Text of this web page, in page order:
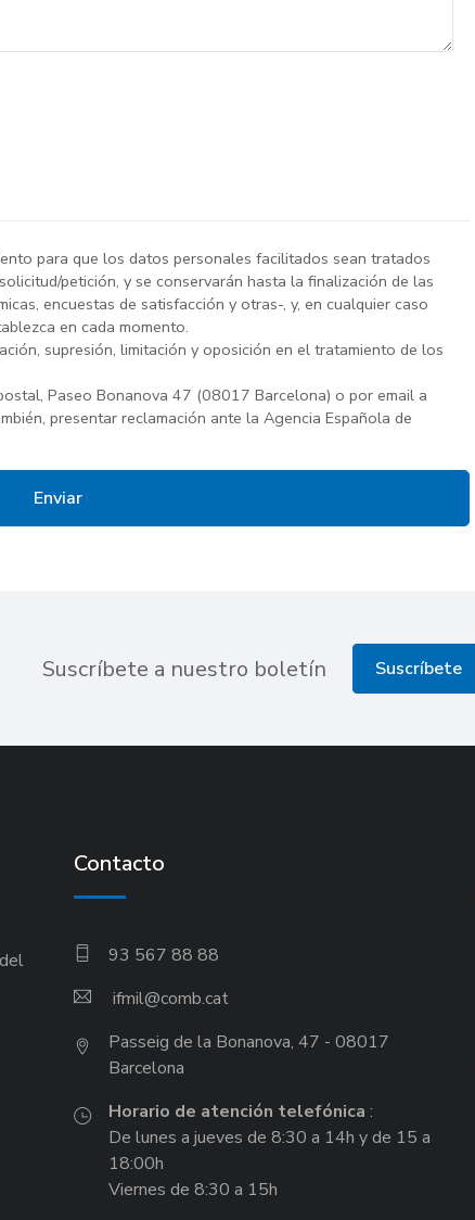
para que los datos personales facilitados sean tratados
petición, y se conservarán hasta la finalización de las
encuestas de satisfacción y otras-, y, en cualquier caso
en cada momento.
supresión, limitación y oposición en el tratamiento de los
Paseo Bonanova 47 (08017 Barcelona) o por email a
presentar reclamación ante la Agencia Española de
Suscríbete a nuestro boletín Suscríbete
Contacto
93 567 88 88
ifmil
Passeig de la Bonanova, 47 - 08017
Barcelona
Horario de atención telefónica :
De lunes a jueves de 8:30 a 14h y de 15 a
18:00h
Viernes de 8:30 a 15h